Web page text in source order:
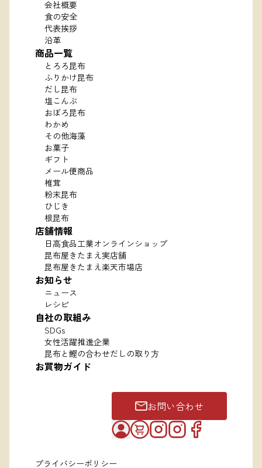
会社概要
食の安全
代表挨拶
沿革
商品一覧
とろろ昆布
ふりかけ昆布
だし昆布
塩こんぶ
おぼろ昆布
わかめ
その他海藻
お菓子
ギフト
メール便商品
椎茸
粉末昆布
ひじき
根昆布
店舗情報
日高食品工業オンラインショップ
昆布屋きたまえ実店舗
昆布屋きたまえ楽天市場店
お知らせ
ニュース
レシピ
自社の取組み
SDGs
女性活躍推進企業
昆布と鰹の合わせだしの取り方
お買物ガイド
お問い合わせ
プライバシーポリシー